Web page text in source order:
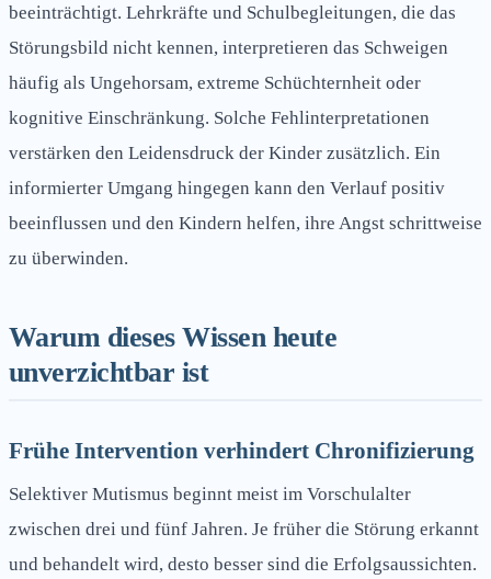
beeinträchtigt. Lehrkräfte und Schulbegleitungen, die das
Störungsbild nicht kennen, interpretieren das Schweigen
häufig als Ungehorsam, extreme Schüchternheit oder
kognitive Einschränkung. Solche Fehlinterpretationen
verstärken den Leidensdruck der Kinder zusätzlich. Ein
informierter Umgang hingegen kann den Verlauf positiv
beeinflussen und den Kindern helfen, ihre Angst schrittweise
zu überwinden.
Warum dieses Wissen heute
unverzichtbar ist
Frühe Intervention verhindert Chronifizierung
Selektiver Mutismus beginnt meist im Vorschulalter
zwischen drei und fünf Jahren. Je früher die Störung erkannt
und behandelt wird, desto besser sind die Erfolgsaussichten.